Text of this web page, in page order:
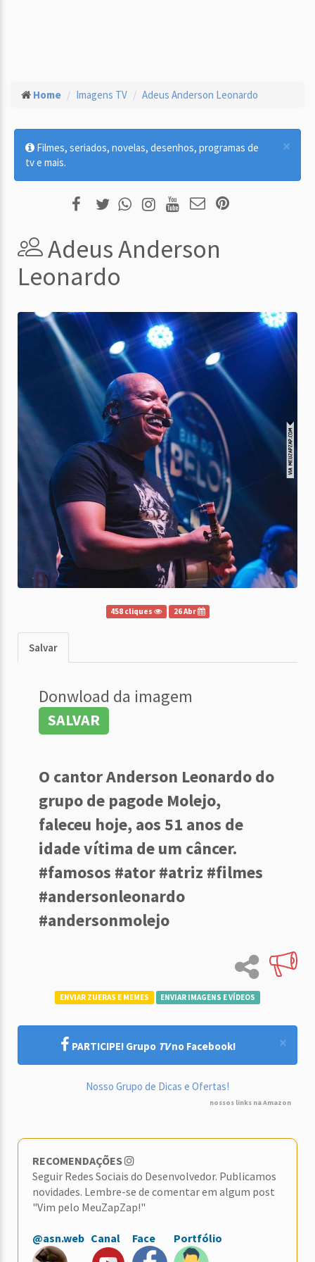
Home Imagens TV Adeus Anderson Leonardo
×
Filmes, seriados, novelas, desenhos, programas de
tv e mais.
Adeus Anderson
Leonardo
458 cliques 26 Abr
Salvar
Donwload da imagem
SALVAR
O cantor Anderson Leonardo do
grupo de pagode Molejo,
faleceu hoje, aos 51 anos de
idade vítima de um câncer.
#famosos #ator #atriz #filmes
#andersonleonardo
#andersonmolejo
ENVIAR ZUERAS E MEMES ENVIAR IMAGENS E VÍDEOS
×
PARTICIPE! Grupo TVno Facebook!
Nosso Grupo de Dicas e Ofertas!
nossos links na Amazon
RECOMENDAÇÕES
Seguir Redes Sociais do Desenvolvedor. Publicamos
novidades. Lembre-se de comentar em algum post
"Vim pelo MeuZapZap!"
@asn.web Canal Face Portfólio